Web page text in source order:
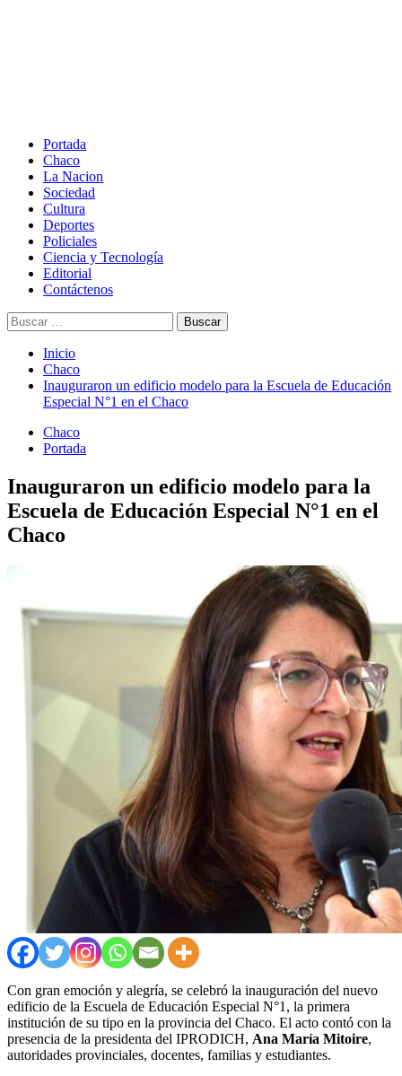
Portada
Chaco
La Nacion
Sociedad
Cultura
Deportes
Policiales
Ciencia y Tecnología
Editorial
Contáctenos
Buscar:
Inicio
Chaco
Inauguraron un edificio modelo para la Escuela de Educación
Especial N°1 en el Chaco
Chaco
Portada
Inauguraron un edificio modelo para la
Escuela de Educación Especial N°1 en el
Chaco
Con gran emoción y alegría, se celebró la inauguración del nuevo
edificio de la Escuela de Educación Especial N°1, la primera
institución de su tipo en la provincia del Chaco. El acto contó con la
presencia de la presidenta del IPRODICH, Ana María Mitoire,
autoridades provinciales, docentes, familias y estudiantes.